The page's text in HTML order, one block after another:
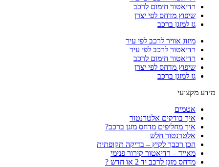
רדיאטור חימום לרכב
שיפוץ מדחס לפי יצרן
גז למזגן ברכב
מיזוג אוויר לרכב לפי עיר
רדיאטור לרכב לפי עיר
רדיאטור חימום לרכב
שיפוץ מדחס לפי יצרן
גז למזגן ברכב
מידע מקצועי
אטמים
איך בודקים אלטרנטור
איך מחליפים מדחס מזגן ברכב?
אלטרנטור חלש
הכן רכבך לקיץ – בדיקה תקופתית
מאייד – רדיאטור קירור פנימי
מדחס מזגן לרכב יד 2 או חדש ?